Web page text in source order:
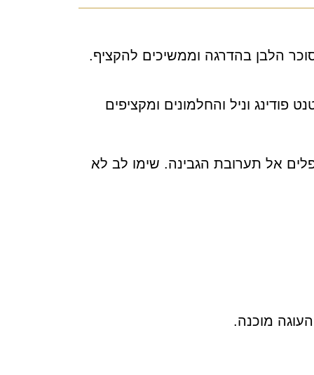
הלבן בהדרגה וממשיכים להקציף.
וניל והחלמונים ומקציפים
אל תערובת הגבינה. שימו לב לא
מוכנה.